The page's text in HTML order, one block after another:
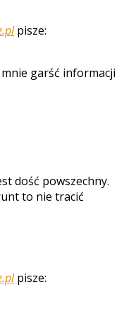
pisze:
mnie garść informacji
dość powszechny.
to nie tracić
pisze: